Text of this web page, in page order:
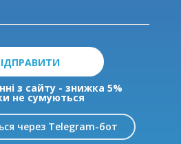
з сайту - знижка 5%
не сумуються
через Telegram-бот